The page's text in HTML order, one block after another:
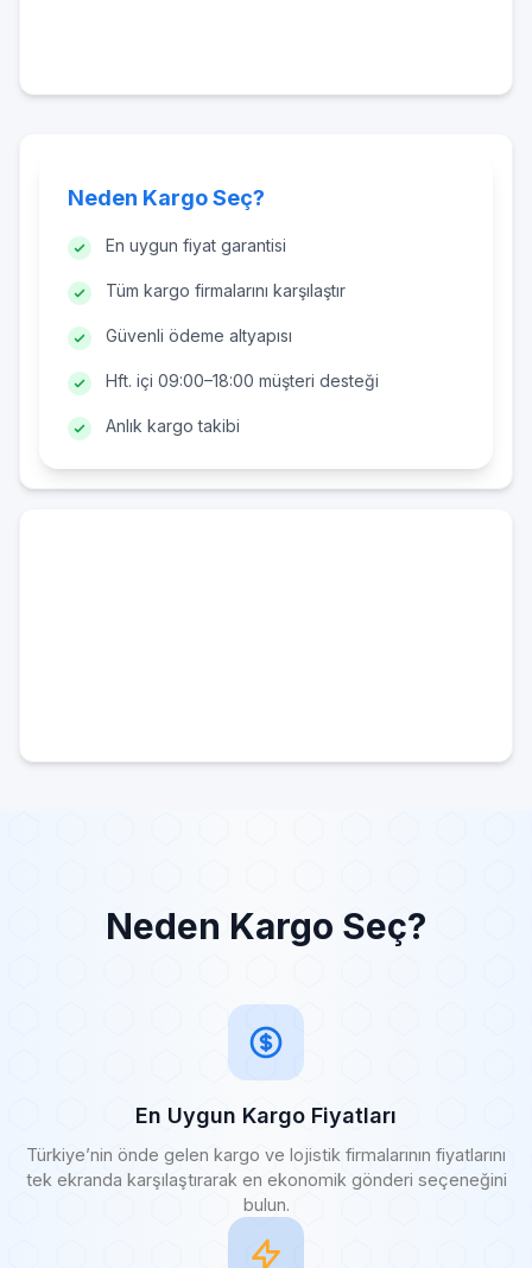
Neden Kargo Seç?
En uygun fiyat garantisi
Tüm kargo firmalarını karşılaştır
Güvenli ödeme altyapısı
Hft. içi 09:00–18:00 müşteri desteği
Anlık kargo takibi
Neden Kargo Seç?
En Uygun Kargo Fiyatları
Türkiye’nin önde gelen kargo ve lojistik firmalarının fiyatlarını
tek ekranda karşılaştırarak en ekonomik gönderi seçeneğini
bulun.